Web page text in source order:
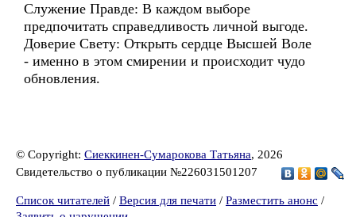
Служение Правде: В каждом выборе
предпочитать справедливость личной выгоде.
Доверие Свету: Открыть сердце Высшей Воле
- именно в этом смирении и происходит чудо
обновления.
© Copyright: Сиеккинен-Сумарокова Татьяна, 2026
Свидетельство о публикации №226031501207
Список читателей / Версия для печати / Разместить анонс /